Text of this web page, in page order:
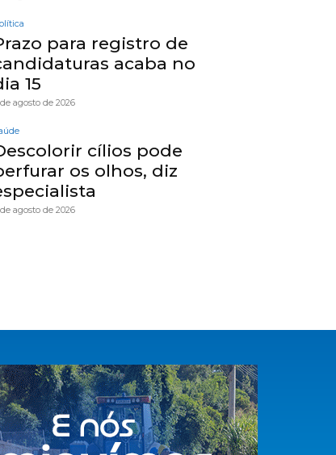
para registro de
acaba no
15
agosto de 2026
cílios pode
os olhos, diz
agosto de 2026